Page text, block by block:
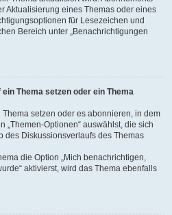
Aktualisierung eines Themas oder eines
für Lesezeichen und
Bereich unter „Benachrichtigungen
Thema setzen oder ein Thema
setzen oder es abonnieren, in dem
„Themen-Optionen“ auswählst, die sich
des Diskussionsverlaufs des Themas
die Option „Mich benachrichtigen,
aktivierst, wird das Thema ebenfalls